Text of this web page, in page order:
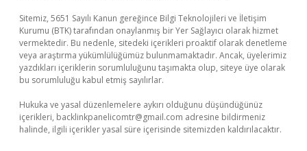
Sitemiz, 5651 Sayılı Kanun gereğince Bilgi Teknolojileri ve İletişim
Kurumu (BTK) tarafından onaylanmış bir Yer Sağlayıcı olarak hizmet
vermektedir. Bu nedenle, sitedeki içerikleri proaktif olarak denetleme
veya araştırma yükümlülüğümüz bulunmamaktadır. Ancak, üyelerimiz
yazdıkları içeriklerin sorumluluğunu taşımakta olup, siteye üye olarak
bu sorumluluğu kabul etmiş sayılırlar.
Hukuka ve yasal düzenlemelere aykırı olduğunu düşündüğünüz
içerikleri, backlinkpanelicomtr@gmail.com adresine bildirmeniz
halinde, ilgili içerikler yasal süre içerisinde sitemizden kaldırılacaktır.